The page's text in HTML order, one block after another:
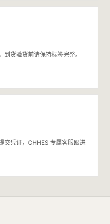
货验货前请保持标签完整。
交凭证，CHHES 专属客服跟进